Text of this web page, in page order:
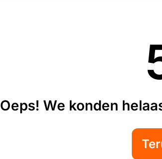
Oeps! We konden